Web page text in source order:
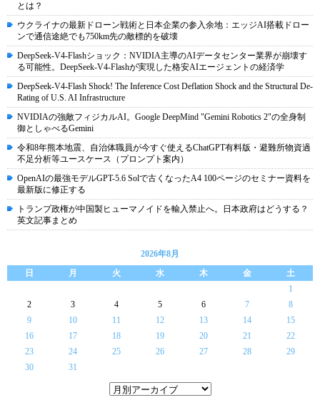
とは？
ウクライナの最新ドローン戦術と日本企業の参入余地：エッジAI搭載ドロー
ンで通信途絶でも750km先の敵標的を破壊
DeepSeek-V4-Flashショック：NVIDIA主導のAIデータセンター業界が崩壊す
る可能性。DeepSeek-V4-Flashが実現した格安AIエージェントの経済学
DeepSeek-V4-Flash Shock! The Inference Cost Deflation Shock and the Structural De-
Rating of U.S. AI Infrastructure
NVIDIAの強敵フィジカルAI。Google DeepMind "Gemini Robotics 2"の全身制
御としゃべるGemini
令和8年熊本地震、自治体職員が今すぐ使えるChatGPT有料版・避難所物資過
不足分析等ユースケース（プロンプト案内）
OpenAIの最強モデルGPT-5.6 Solで古くなったA4 100ページのセミナー資料を
最新版に修正する
トランプ政権が中国製ヒューマノイドを輸入禁止へ。日本政府はどうする？
英文記事まとめ
2026年8月
日
月 火 水 木 金
土
1
2
3 4 5 6 7
8
9
10 11 12 13 14
15
16
17 18 19 20 21
22
23
24 25 26 27 28
29
30
31